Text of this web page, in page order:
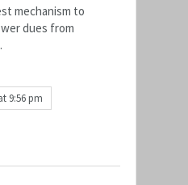
mechanism to
dues from
9:56 pm